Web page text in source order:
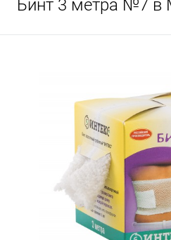
Бинт 3 метра №7 в